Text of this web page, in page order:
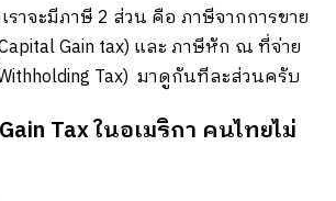
ราจะมีภาษี 2 ส่วน คือ ภาษีจากการขาย
Gain tax) และ ภาษีหัก ณ ที่จ่าย
Tax) มาดูกันทีละส่วนครับ
Tax ในอเมริกา คนไทยไม่